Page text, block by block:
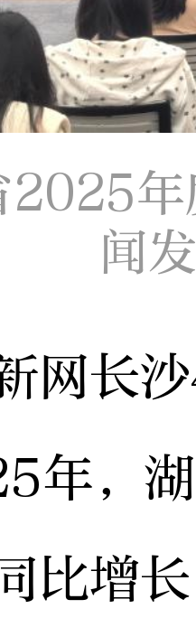
2025年
闻
长沙
年，
比增